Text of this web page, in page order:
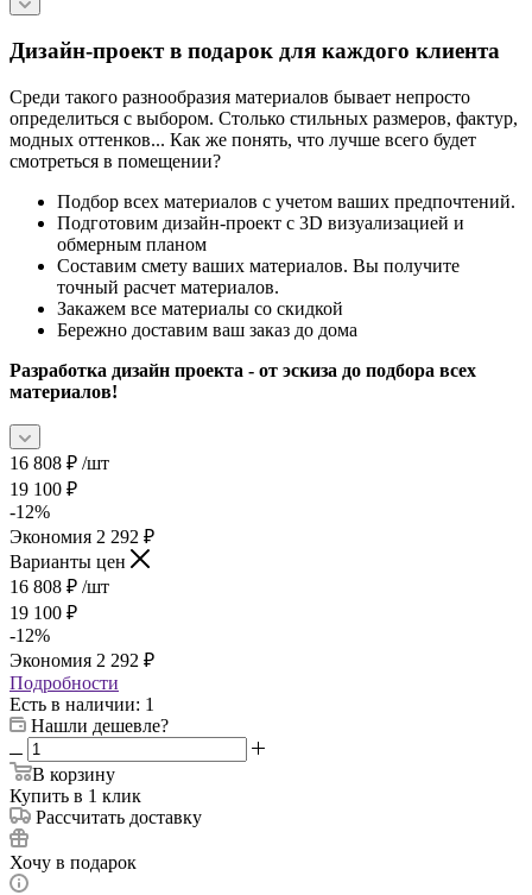
Дизайн-проект в подарок для каждого клиента
Среди такого разнообразия материалов бывает непросто
определиться с выбором. Столько стильных размеров, фактур,
модных оттенков... Как же понять, что лучше всего будет
смотреться в помещении?
Подбор всех материалов с учетом ваших предпочтений.
Подготовим дизайн-проект с 3D визуализацией и
обмерным планом
Составим смету ваших материалов. Вы получите
точный расчет материалов.
Закажем все материалы со скидкой
Бережно доставим ваш заказ до дома
Разработка дизайн проекта - от эскиза до подбора всех
материалов!
16 808 ₽ /шт
19 100 ₽
-12%
Экономия 2 292 ₽
Варианты цен
16 808 ₽ /шт
19 100 ₽
-12%
Экономия 2 292 ₽
Подробности
Есть в наличии: 1
Нашли дешевле?
В корзину
Купить в 1 клик
Рассчитать доставку
Хочу в подарок